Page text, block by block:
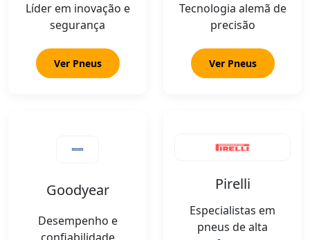
Líder em inovação e
segurança
Ver Pneus
Tecnologia alemã de
precisão
Ver Pneus
Goodyear
Desempenho e
Pirelli
Especialistas em
pneus de alta